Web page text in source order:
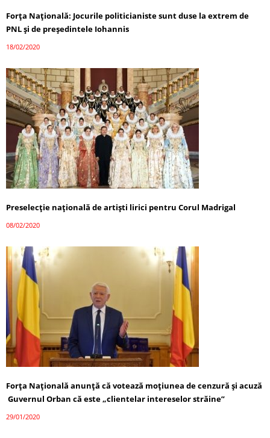
Forța Națională: Jocurile politicianiste sunt duse la extrem de
PNL și de președintele Iohannis
18/02/2020
Preselecție națională de artiști lirici pentru Corul Madrigal
08/02/2020
Forţa Naţională anunţă că votează moţiunea de cenzură și acuză
Guvernul Orban că este „clientelar intereselor străine”
29/01/2020